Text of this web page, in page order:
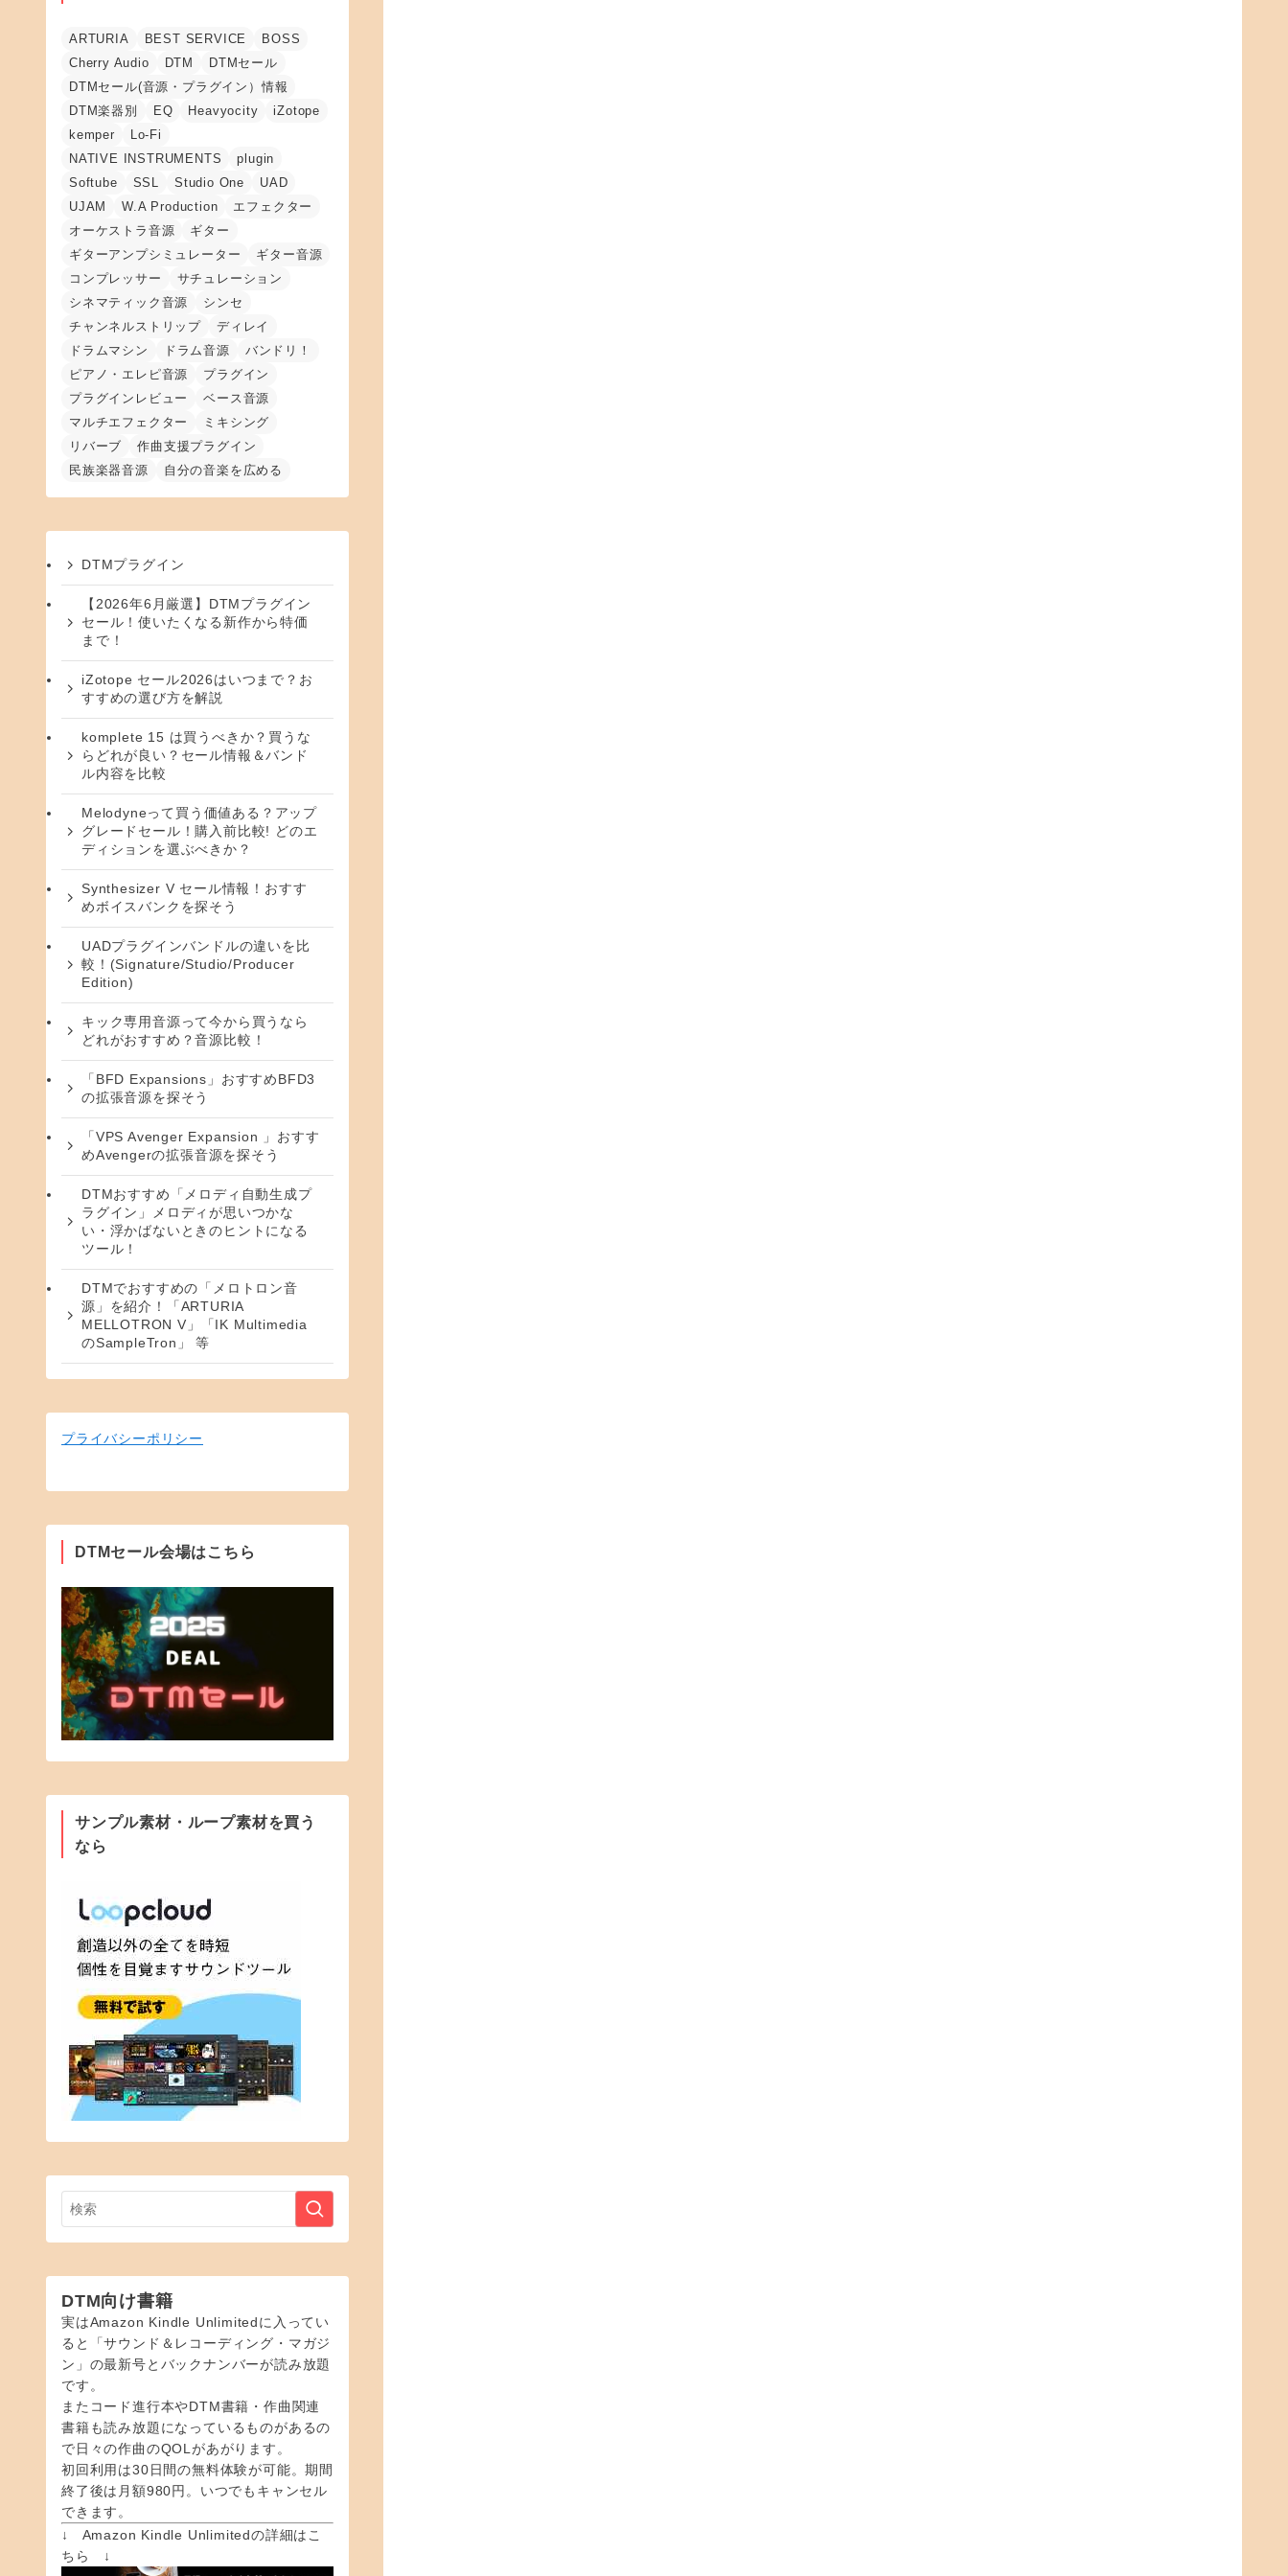
ARTURIA BEST SERVICE
BOSS
Cherry Audio
DTM
DTMセール
DTMセール(音源・プラグイン）情報
DTM楽器別
EQ Heavyocity
iZotope
kemper
Lo-Fi
NATIVE INSTRUMENTS
plugin
Softube
SSL Studio One
UAD
UJAM
W.A Production
エフェクター
オーケストラ音源
ギター
ギターアンプシミュレーター
ギター音源
コンプレッサー
サチュレーション
シネマティック音源
シンセ
チャンネルストリップ
ディレイ
ドラムマシン
ドラム音源
バンドリ！
ピアノ・エレピ音源
プラグイン
プラグインレビュー
ベース音源
マルチエフェクター
ミキシング
リバーブ
作曲支援プラグイン
民族楽器音源
自分の音楽を広める
DTMプラグイン
【2026年6月厳選】DTMプラグイン
セール！使いたくなる新作から特価
まで！
iZotope セール2026はいつまで？お
すすめの選び方を解説
komplete 15 は買うべきか？買うな
らどれが良い？セール情報＆バンド
ル内容を比較
Melodyneって買う価値ある？アップ
グレードセール！購入前比較! どのエ
ディションを選ぶべきか？
Synthesizer V セール情報！おすす
めボイスバンクを探そう
UADプラグインバンドルの違いを比
較！(Signature/Studio/Producer
Edition)
キック専用音源って今から買うなら
どれがおすすめ？音源比較！
「BFD Expansions」おすすめBFD3
の拡張音源を探そう
「VPS Avenger Expansion 」おすす
めAvengerの拡張音源を探そう
DTMおすすめ「メロディ自動生成プ
ラグイン」メロディが思いつかな
い・浮かばないときのヒントになる
ツール！
DTMでおすすめの「メロトロン音
源」を紹介！「ARTURIA
MELLOTRON V」「IK Multimedia
のSampleTron」 等
プライバシーポリシー
DTMセール会場はこちら
サンプル素材・ループ素材を買う
なら
DTM向け書籍
実はAmazon Kindle Unlimitedに入ってい
ると「サウンド＆レコーディング・マガジ
ン」の最新号とバックナンバーが読み放題
です。
またコード進行本やDTM書籍・作曲関連
書籍も読み放題になっているものがあるの
で日々の作曲のQOLがあがります。
初回利用は30日間の無料体験が可能。期間
終了後は月額980円。いつでもキャンセル
できます。
↓ Amazon Kindle Unlimitedの詳細はこ
ちら ↓